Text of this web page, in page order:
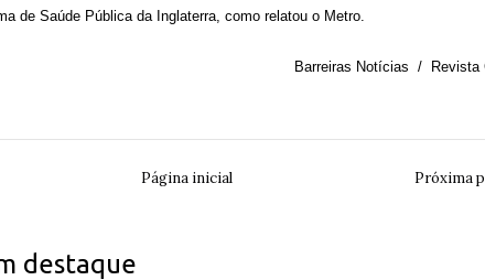
de Saúde Pública da Inglaterra, como relatou o Metro.
Barreiras Notícias / Revista
Próxima
Página inicial
destaque